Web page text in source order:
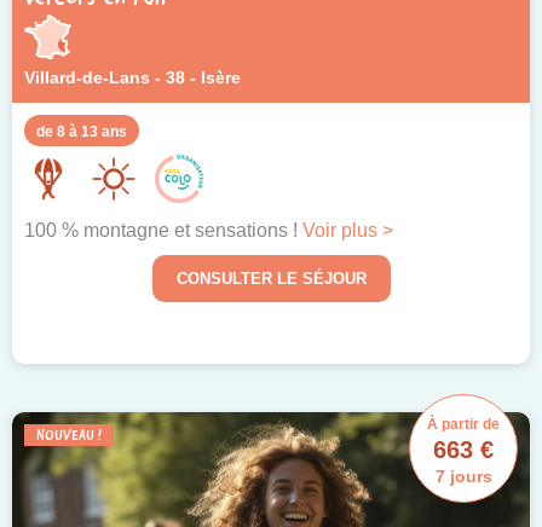
Villard-de-Lans - 38 - Isère
de 8 à 13 ans
100 % montagne et sensations ! Voir plus >
CONSULTER LE SÉJOUR
NOUVEAU !
À partir de
663 €
7 jours